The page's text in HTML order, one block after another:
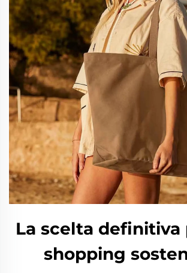
La scelta definitiva
shopping